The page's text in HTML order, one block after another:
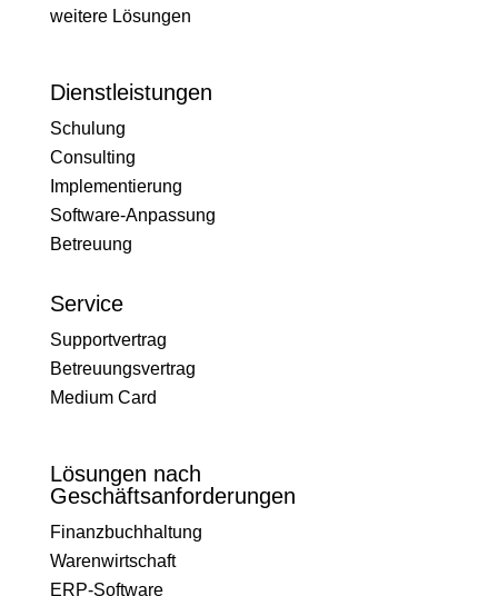
weitere Lösungen
Dienstleistungen
Schulung
Consulting
Implementierung
Software-Anpassung
Betreuung
Service
Supportvertrag
Betreuungsvertrag
Medium Card
Lösungen nach
Geschäftsanforderungen
Finanzbuchhaltung
Warenwirtschaft
ERP-Software